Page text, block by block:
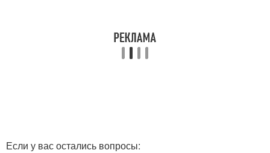
Если у вас остались вопросы: